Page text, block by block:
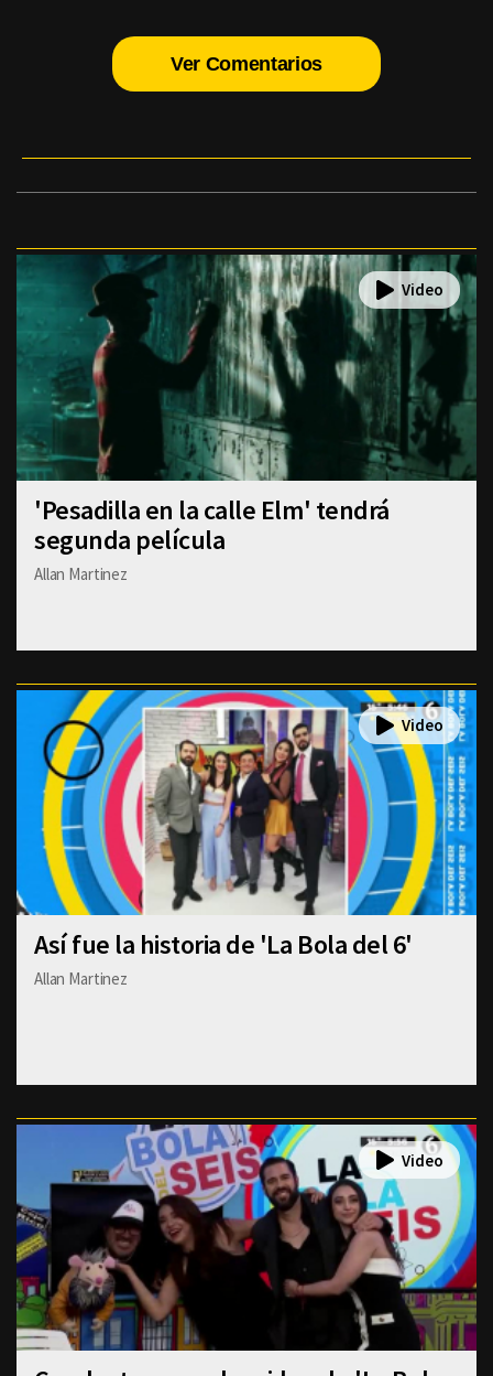
Ver Comentarios
'Pesadilla en la calle Elm' tendrá
segunda película
Allan Martinez
Así fue la historia de 'La Bola del 6'
Allan Martinez